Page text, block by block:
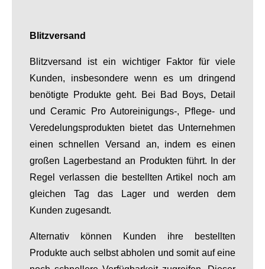
Blitzversand
Blitzversand ist ein wichtiger Faktor für viele
Kunden, insbesondere wenn es um dringend
benötigte Produkte geht. Bei Bad Boys, Detail
und Ceramic Pro Autoreinigungs-, Pflege- und
Veredelungsprodukten bietet das Unternehmen
einen schnellen Versand an, indem es einen
großen Lagerbestand an Produkten führt. In der
Regel verlassen die bestellten Artikel noch am
gleichen Tag das Lager und werden dem
Kunden zugesandt.
Alternativ können Kunden ihre bestellten
Produkte auch selbst abholen und somit auf eine